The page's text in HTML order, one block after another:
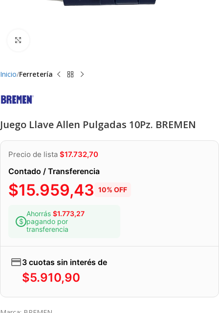
Inicio Ferretería
Juego Llave Allen Pulgadas 10Pz. BREMEN
Precio de lista $17.732,70
Contado / Transferencia
$15.959,43 10% OFF
Ahorrás $1.773,27
pagando por
transferencia
3 cuotas sin interés de
$5.910,90